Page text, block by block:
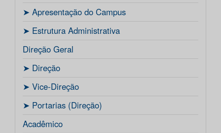
ㅤ➤ Apresentação do Campus
ㅤ➤ Estrutura Administrativa
Direção Geral
ㅤ➤ Direção
ㅤ➤ Vice-Direção
ㅤ➤ Portarias (Direção)
Acadêmico